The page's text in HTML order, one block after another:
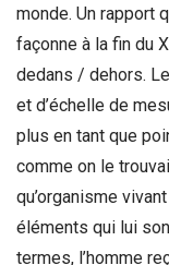
monde. Un rapport
façonne à la fin du
dedans / dehors.
et d’échelle de
plus en tant que
comme on le
qu’organisme
éléments qui lui
termes, l’homme